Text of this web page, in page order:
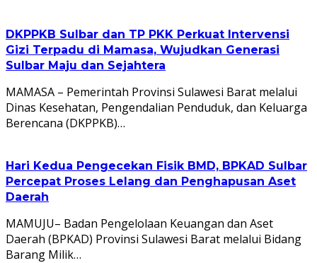
DKPPKB Sulbar dan TP PKK Perkuat Intervensi
Gizi Terpadu di Mamasa, Wujudkan Generasi
Sulbar Maju dan Sejahtera
MAMASA – Pemerintah Provinsi Sulawesi Barat melalui
Dinas Kesehatan, Pengendalian Penduduk, dan Keluarga
Berencana (DKPPKB)…
Hari Kedua Pengecekan Fisik BMD, BPKAD Sulbar
Percepat Proses Lelang dan Penghapusan Aset
Daerah
MAMUJU– Badan Pengelolaan Keuangan dan Aset
Daerah (BPKAD) Provinsi Sulawesi Barat melalui Bidang
Barang Milik…